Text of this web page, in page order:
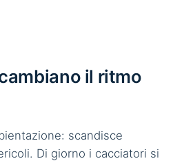
il ritmo
scandisce
Di giorno i cacciatori si